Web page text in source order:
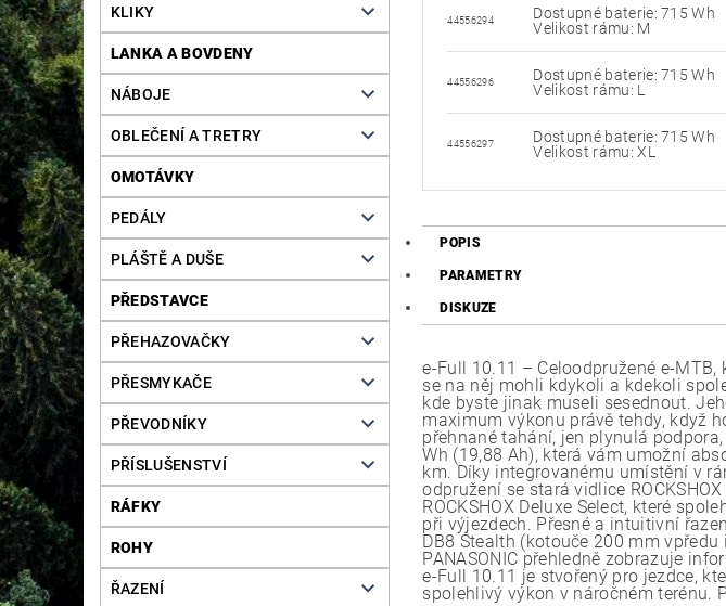
KLIKY
LANKA A BOVDENY
NÁBOJE
OBLEČENÍ A TRETRY
OMOTÁVKY
PEDÁLY
PLÁŠTĚ A DUŠE
PŘEDSTAVCE
PŘEHAZOVAČKY
PŘESMYKAČE
PŘEVODNÍKY
PŘÍSLUŠENSTVÍ
RÁFKY
ROHY
ŘAZENÍ
44556294
Dostupné baterie: 715 Wh
Velikost rámu: M
44556296
Dostupné baterie: 715 Wh
Velikost rámu: L
44556297
Dostupné baterie: 715 Wh
Velikost rámu: XL
POPIS
PARAMETRY
DISKUZE
e-Full 10.11 – Celoodpružené e-MTB,
se na něj mohli kdykoli a kdekoli
kde byste jinak museli sesednout.
maximum výkonu právě tehdy, když
přehnané tahání, jen plynulá
Wh (19,88 Ah), která vám umožní
km. Díky integrovanému umístění v
odpružení se stará vidlice
ROCKSHOX Deluxe Select, které
při výjezdech. Přesné a intuitivní
DB8 Stealth (kotouče 200 mm
PANASONIC přehledně zobrazuje
e-Full 10.11 je stvořený pro jezdce,
spolehlivý výkon v náročném terénu.